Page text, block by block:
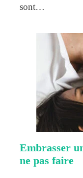
sont…
Embrasser
ne pas faire